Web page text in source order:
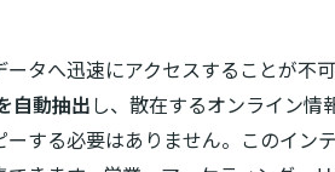
タへ迅速にアクセスすることが不可
自動抽出し、散在するオンライン情
する必要はありません。このイン